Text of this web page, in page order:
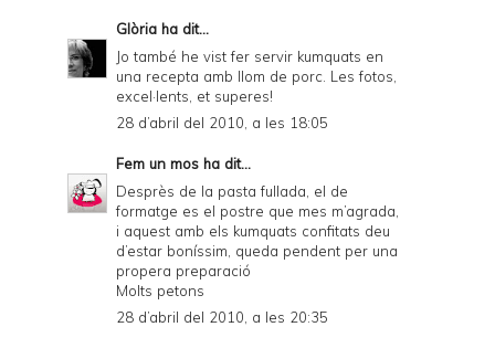
Glòria ha dit...
Jo també he vist fer servir kumquats en
una recepta amb llom de porc. Les fotos,
excel·lents, et superes!
28 d’abril del 2010, a les 18:05
Fem un mos ha dit...
Desprès de la pasta fullada, el de
formatge es el postre que mes m’agrada,
i aquest amb els kumquats confitats deu
d’estar boníssim, queda pendent per una
propera preparació
Molts petons
28 d’abril del 2010, a les 20:35